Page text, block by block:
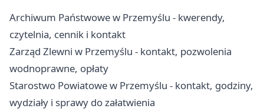
Archiwum Państwowe w Przemyślu - kwerendy,
czytelnia, cennik i kontakt
Zarząd Zlewni w Przemyślu - kontakt, pozwolenia
wodnoprawne, opłaty
Starostwo Powiatowe w Przemyślu - kontakt, godziny,
wydziały i sprawy do załatwienia